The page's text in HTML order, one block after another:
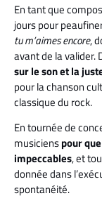
En tant que
jours pour
tu m’aimes encore,
avant de la valider.
sur le son et la
pour la chanson
classique du rock.
En tournée de
musicienspour
impeccables, et
donnée dans
spontanéité.